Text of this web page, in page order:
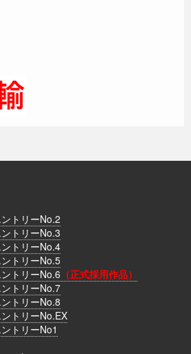
トリーNo.2
トリーNo.3
トリーNo.4
トリーNo.5
トリーNo.6 （正式採用作品）
トリーNo.7
トリーNo.8
トリーNo.EX
トリーNo1